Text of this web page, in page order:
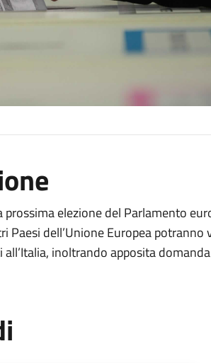
prossima elezione del Parlamento
Paesi dell’Unione Europea
inoltrando apposita